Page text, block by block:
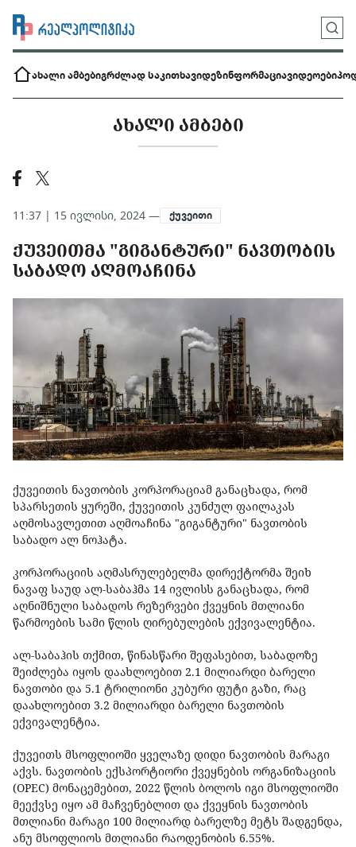
ახალი ამბებიგრძლად საკითხავიდეზინფორმაციავიდეოები
ᲐᲮᲐᲚᲘ ᲐᲛᲑᲔᲑᲘ
11:37 | 15 ივლისი, 2024 — ქუვეითი
ᲥᲣᲕᲔᲘᲗᲛᲐ "ᲒᲘᲒᲐᲜᲢᲣᲠᲘ" ᲜᲐᲕᲗᲝᲑᲘᲡ
ᲡᲐᲑᲐᲓᲝ ᲐᲦᲛᲝᲐᲩᲘᲜᲐ
ქუვეითის ნავთობის კორპორაციამ განაცხადა, რომ
სპარსეთის ყურეში, ქუვეითის კუნძულ ფაილაკას
აღმოსავლეთით აღმოაჩინა "გიგანტური" ნავთობის
საბადო ალ ნოჰატა.
კორპორაციის აღმასრულებელმა დირექტორმა შეიხ
ნავაფ საუდ ალ-საბაჰმა 14 ივლისს განაცხადა, რომ
აღნიშნული საბადოს რეზერვები ქვეყნის მთლიანი
წარმოების სამი წლის ღირებულების ექვივალენტია.
ალ-საბაჰის თქმით, წინასწარი შეფასებით, საბადოზე
შეიძლება იყოს დაახლოებით 2.1 მილიარდი ბარელი
ნავთობი და 5.1 ტრილიონი კუბური ფუტი გაზი, რაც
დაახლოებით 3.2 მილიარდი ბარელი ნავთობის
ექვივალენტია.
ქუვეითს მსოფლიოში ყველაზე დიდი ნავთობის მარაგი
აქვს. ნავთობის ექსპორტიორი ქვეყნების ორგანიზაციის
(OPEC) მონაცემებით, 2022 წლის ბოლოს იგი მსოფლიოში
მეექვსე იყო ამ მაჩვენებლით და ქვეყნის ნავთობის
მთლიანი მარაგი 100 მილიარდ ბარელზე მეტს შადგენდა,
ანუ მსოფლიოს მთლიანი რაოდენობის 6.55%.